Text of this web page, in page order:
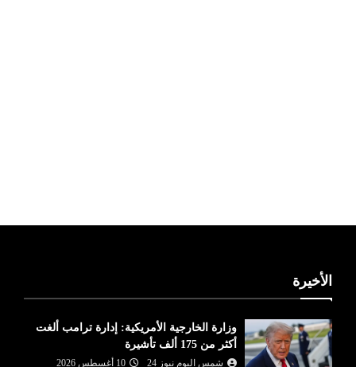
الأخيرة
وزارة ⁠الخارجية الأمريكية: إدارة ترامب ألغت
أكثر من 175 ألف تأشيرة
شمس اليوم نيوز 24 10 أغسطس 2026